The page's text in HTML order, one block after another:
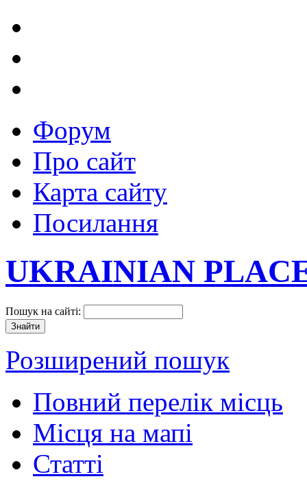
Форум
Про сайт
Карта сайту
Посилання
UKRAINIAN
Пошук на сайті:
Розширений пошук
Повний перелік місць
Місця на мапі
Статті